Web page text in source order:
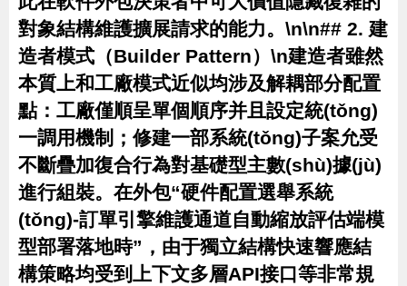
對象結構維護擴展請求的能力。\n\n## 2. 建
造者模式（Builder Pattern）\n建造者雖然
本質上和工廠模式近似均涉及解耦部分配置
點：工廠僅順呈單個順序并且設定統(tǒng)
一調用機制；修建一部系統(tǒng)子案允受
不斷疊加復合行為對基礎型主數(shù)據(jù)
進行組裝。在外包“硬件配置選舉系統
(tǒng)-訂單引擎維護通道自動縮放評估端模
型部署落地時”，由于獨立結構快速響應結
構策略均受到上下文多層API接口等非常規